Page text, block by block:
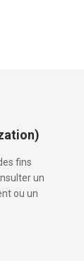
fins
un
ou un